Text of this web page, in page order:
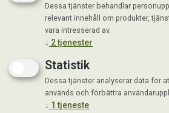
Dessa tjänster behandlar
relevant innehåll om produkter,
vara intresserad av.
↓ 2tjenester
Statistik
Dessa tjänster analyserar data för
används och förbättra
↓ 1 tjeneste